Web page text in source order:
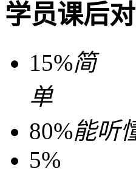
学员课后
15%简
单
80%能听
5%